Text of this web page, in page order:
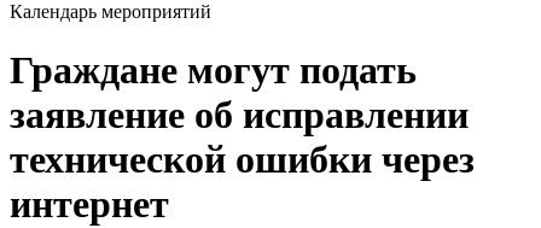
Календарь мероприятий
Граждане могут подать
заявление об исправлении
технической ошибки через
интернет